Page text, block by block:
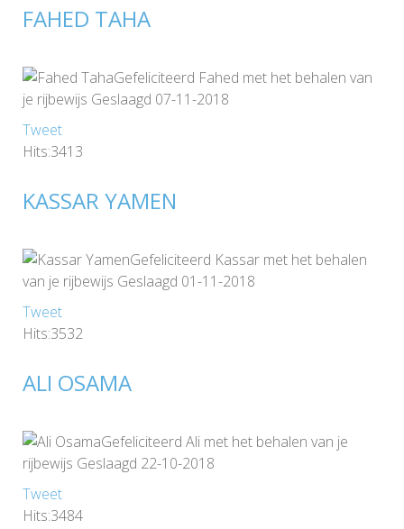
FAHED TAHA
Gefeliciteerd Fahed met het behalen van
je rijbewijs Geslaagd 07-11-2018
Tweet
Hits:3413
KASSAR YAMEN
Gefeliciteerd Kassar met het behalen
van je rijbewijs Geslaagd 01-11-2018
Tweet
Hits:3532
ALI OSAMA
Gefeliciteerd Ali met het behalen van je
rijbewijs Geslaagd 22-10-2018
Tweet
Hits:3484